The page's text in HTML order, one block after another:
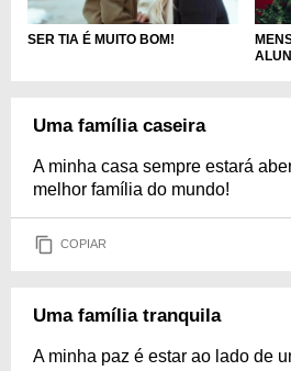
SER TIA É MUITO BOM!
Uma família caseira
A minha casa sempre estará
melhor família do mundo!
COPIAR
Uma família tranquila
A minha paz é estar ao lado de